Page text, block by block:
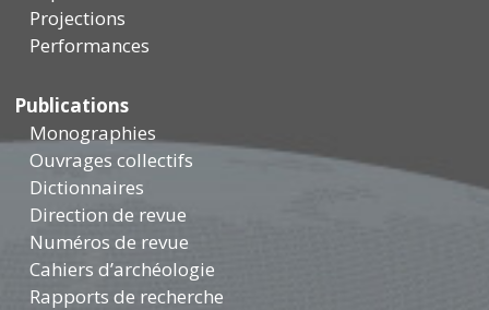
Projections
Performances
Publications
Monographies
Ouvrages collectifs
Dictionnaires
Direction de revue
Numéros de revue
Cahiers d’archéologie
Rapports de recherche